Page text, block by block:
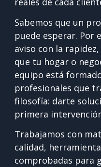
Sabemos que un
puede esperar. Por
aviso con la
que tu hogar o
equipo está
profesionales que
filosofía: darte
primera
Trabajamos con
calidad,
comprobadas para